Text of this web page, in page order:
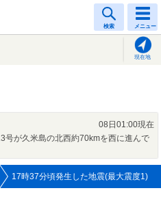
検索 メニュー
現在地
08日01:00現在
号が久米島の北西約70kmを西に進んで
17時37分頃発生した地震(最大震度1)